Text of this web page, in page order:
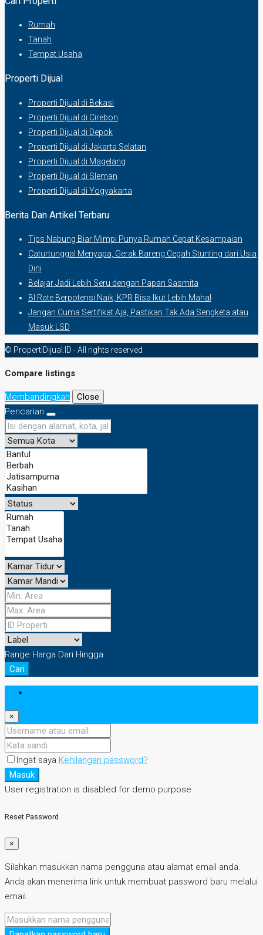
Rumah
Tanah
Tempat Usaha
Properti Dijual
Properti Dijual di Bekasi
Properti Dijual di Cirebon
Properti Dijual di Depok
Properti Dijual di Jakarta Selatan
Properti Dijual di Magelang
Properti Dijual di Sleman
Properti Dijual di Yogyakarta
Berita Dan Artikel Terbaru
Tips Nabung Biar Mimpi Punya Rumah Cepat Kesampaian
Caturtunggal Menyapa, Gerak Bareng Cegah Stunting dari Usia
Dini
Belajar Jadi Lebih Seru dengan Papan Sasmita
BI Rate Berpotensi Naik, KPR Bisa Ikut Lebih Mahal
Jangan Cuma Sertifikat Aja, Pastikan Tak Ada Sengketa atau
Masuk LSD
© PropertiDijual.ID - All rights reserved
Compare listings
Membandingkan
Close
Pencarian
Range Harga Dari Hingga
Cari
×
Ingat saya Kehilangan password?
Masuk
User registration is disabled for demo purpose.
Reset Password
×
Silahkan masukkan nama pengguna atau alamat email anda.
Anda akan menerima link untuk membuat password baru melalui
email.